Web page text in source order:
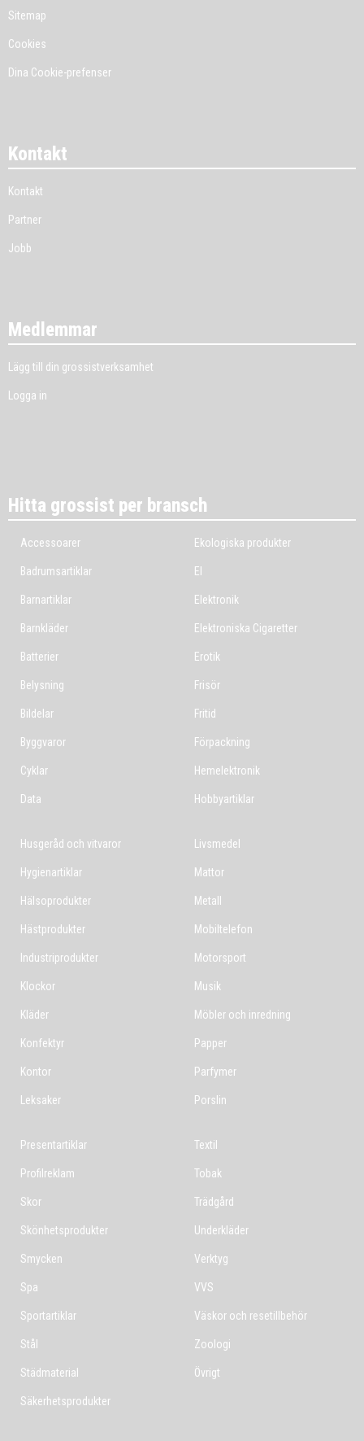
Sitemap
Cookies
Dina Cookie-prefenser
Kontakt
Kontakt
Partner
Jobb
Medlemmar
Lägg till din grossistverksamhet
Logga in
Hitta grossist per bransch
Accessoarer
Badrumsartiklar
Barnartiklar
Barnkläder
Batterier
Belysning
Bildelar
Byggvaror
Cyklar
Data
Ekologiska produkter
El
Elektronik
Elektroniska Cigaretter
Erotik
Frisör
Fritid
Förpackning
Hemelektronik
Hobbyartiklar
Husgeråd och vitvaror
Hygienartiklar
Hälsoprodukter
Hästprodukter
Industriprodukter
Klockor
Kläder
Konfektyr
Kontor
Leksaker
Livsmedel
Mattor
Metall
Mobiltelefon
Motorsport
Musik
Möbler och inredning
Papper
Parfymer
Porslin
Presentartiklar
Profilreklam
Skor
Skönhetsprodukter
Smycken
Spa
Sportartiklar
Stål
Städmaterial
Säkerhetsprodukter
Textil
Tobak
Trädgård
Underkläder
Verktyg
VVS
Väskor och resetillbehör
Zoologi
Övrigt